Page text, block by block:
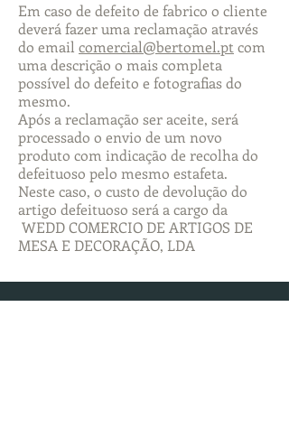
Em caso de defeito de fabrico o cliente
deverá fazer uma reclamação através
do email comercial@bertomel.pt com
uma descrição o mais completa
possível do defeito e fotografias do
mesmo.
Após a reclamação ser aceite, será
processado o envio de um novo
produto com indicação de recolha do
defeituoso pelo mesmo estafeta.
Neste caso, o custo de devolução do
artigo defeituoso será a cargo da
WEDD COMERCIO DE ARTIGOS DE
MESA E DECORAÇÃO, LDA